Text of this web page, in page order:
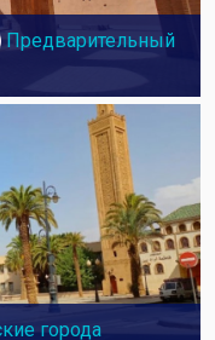
Предварительный
города